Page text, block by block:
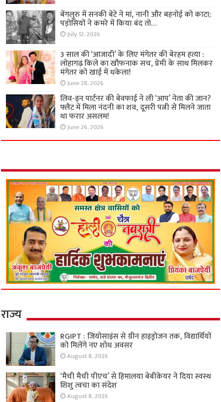
बेंगलुरु में सनकी बेटे ने मां, नानी और बहनोई को काटा;
पड़ोसियों ने कमरे में किया बंद तो…
July 12, 2026
3 साल की ‘आजादी’ के लिए मंगेतर की बेरहम हत्या :
लोहागढ़ किले का खौफनाक सच, प्रेमी के साथ मिलकर
मंगेतर को खाई में धकेला!
June 28, 2026
लिव-इन पार्टनर की बेवफाई ने ली ‘आप’ नेता की जान?
फ्लैट में मिला नंदनी का शव, दूसरी पत्नी से मिलने जाता
था फरार असलम!
June 26, 2026
राज्य
RGIPT : जियोसाइंस से ग्रीन हाइड्रोजन तक, विद्यार्थियों
को मिलेंगे नए शोध अवसर
August 8, 2026
‘मैची मैची पीएच’ से हिमालया बेबीकेयर ने दिया स्वस्थ
शिशु त्वचा का संदेश
August 8, 2026